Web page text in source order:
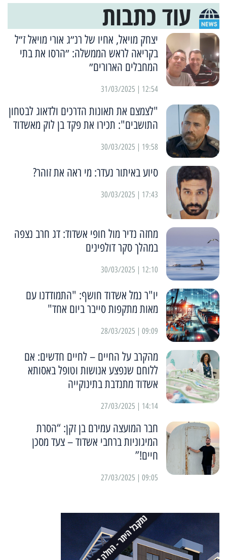
עוד כתבות
יצחק מויאל, אחיו של רנ״ג אורי מויאל ז״ל
בקריאה לראש הממשלה: ״הרסו את בתי
המחבלים הארורים״
12:54 | 31/03/2025
"לצמצם את תאונות הדרכים ולדאוג לבטחון
התושבים": תכירו את פקד בן לוק מאשדוד
19:58 | 30/03/2025
סיוע באיתור נעדר: מי ראה את זוהר?
17:43 | 30/03/2025
מחזה נדיר מול חופי אשדוד: דג חרב נצפה
במהלך סקר דולפינים
12:10 | 30/03/2025
יו"ר נמל אשדוד חושף: "התמודדנו עם
מאות מתקפות סייבר ביום אחד"
09:09 | 28/03/2025
מהקרב על החיים – לחיים חדשים: אם
ללוחם שנפצע אנושות וטופל באסותא
אשדוד מתנדבת בתינוקייה
14:14 | 27/03/2025
חבר המועצה עמירם בן זקן: “הסרת
המיגוניות ברחבי אשדוד – צעד מסכן
חיים!”
09:05 | 27/03/2025